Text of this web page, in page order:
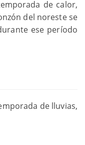
de calor,
del noreste se
ese período
de lluvias,